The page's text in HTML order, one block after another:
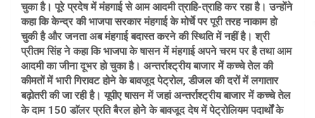
चुका है। पूरे प्रदेष में मंहगाई से आम आदमी त्राहि-त्राहि कर रहा है। उन्होंने
कहा कि केन्द्र की भाजपा सरकार मंहगाई के मोर्चे पर पूरी तरह नाकाम हो
चुकी है और जनता अब मंहगाई बदास्त करने की स्थिति में नहीं है। श्री
प्रीतम सिंह ने कहा कि भाजपा के षासन में मंहगाई अपने चरम पर है तथा आम
आदमी का जीना दूभर हो चुका है। अन्तर्राश्ट्रीय बाजार में कच्चे तेल की
कीमतों में भारी गिरावट होने के बावजूद पेट्रोल, डीजल की दरों में लगातार
बढ़ोतरी की जा रही है। यूपीए षासन में जहां अन्तर्राश्ट्रीय बाजार में कच्चे तेल
के दाम 150 डाॅलर प्रति बैरल होनेे के बावजूद देष में पेट्रोलियम पदार्थों के